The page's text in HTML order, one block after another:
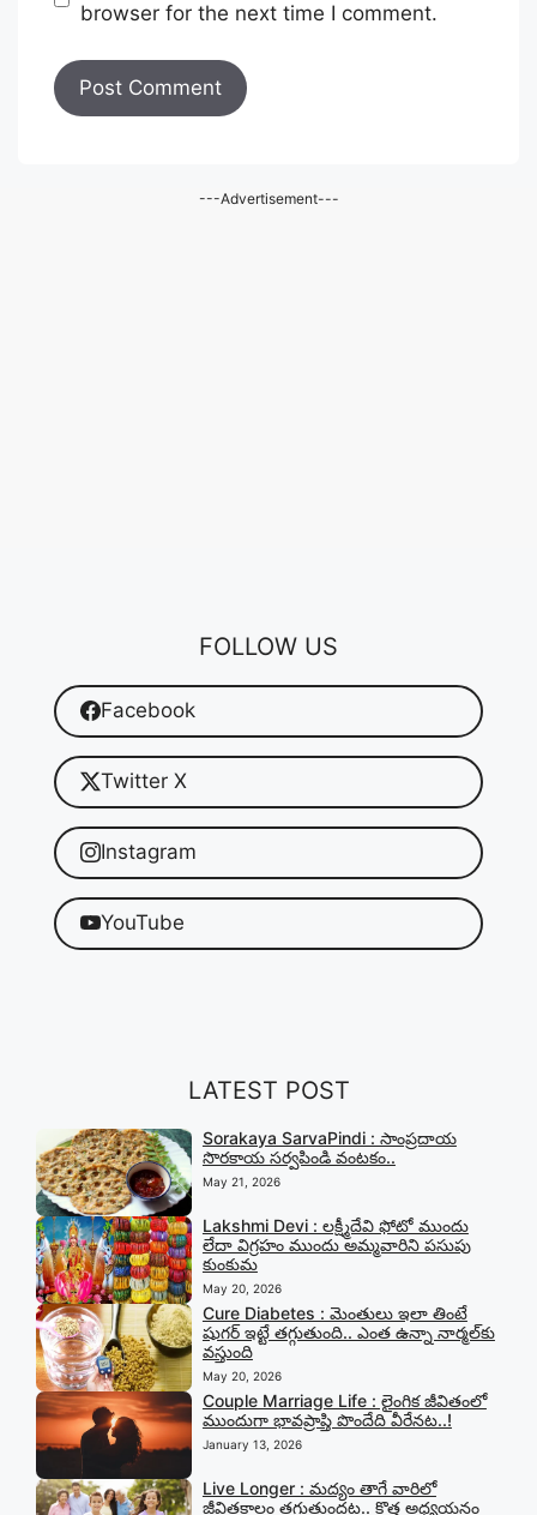
browser for the next time I comment.
---Advertisement---
FOLLOW US
Facebook
Twitter X
Instagram
YouTube
LATEST POST
Sorakaya SarvaPindi : సాంప్రదాయ
సొరకాయ సర్వపిండి వంటకం..
May 21, 2026
Lakshmi Devi : లక్ష్మీదేవి ఫోటో ముందు
లేదా విగ్రహం ముందు అమ్మవారిని పసుపు
కుంకుమ
May 20, 2026
Cure Diabetes : మెంతులు ఇలా తింటే
షుగర్ ఇట్టే తగ్గుతుంది.. ఎంత ఉన్నా నార్మల్‍కు
వస్తుంది
May 20, 2026
Couple Marriage Life : లైంగిక జీవితంలో
ముందుగా భావప్రాప్తి పొందేది వీరేనట..!
January 13, 2026
Live Longer : మద్యం తాగే వారిలో
జీవితకాలం తగ్గుతుందట.. కొత్త అధ్యయనం